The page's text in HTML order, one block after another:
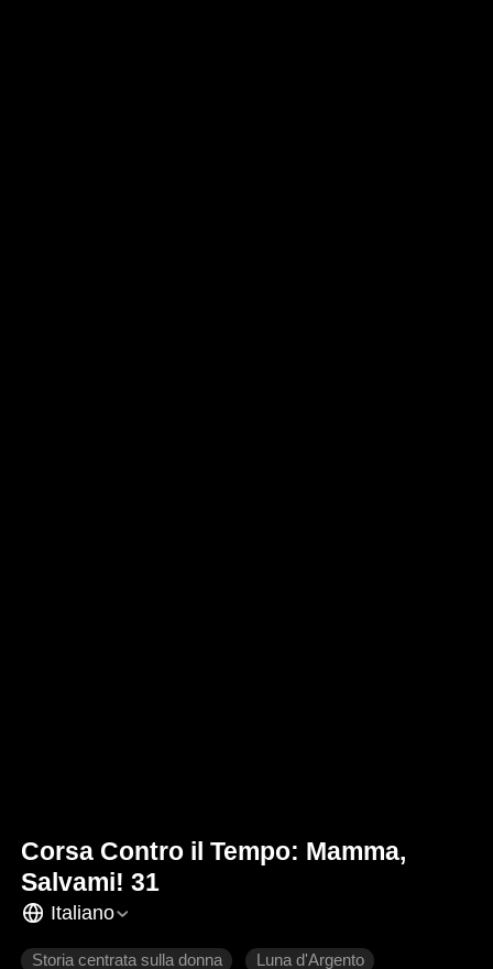
Corsa Contro il Tempo: Mamma,
Salvami! 31
Italiano
Storia centrata sulla donna Luna d'Argento